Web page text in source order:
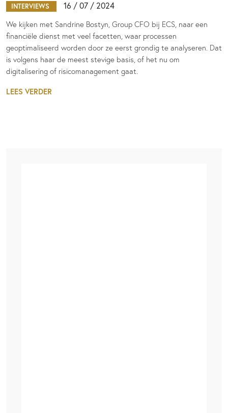
INTERVIEWS 16 / 07 / 2024
We kijken met Sandrine Bostyn, Group CFO bij ECS, naar een
financiële dienst met veel facetten, waar processen
geoptimaliseerd worden door ze eerst grondig te analyseren. Dat
is volgens haar de meest stevige basis, of het nu om
digitalisering of risicomanagement gaat.
LEES VERDER